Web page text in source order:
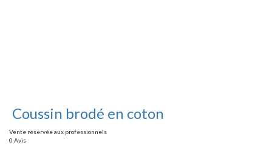
Coussin brodé en coton
Vente réservée aux professionnels
0 Avis